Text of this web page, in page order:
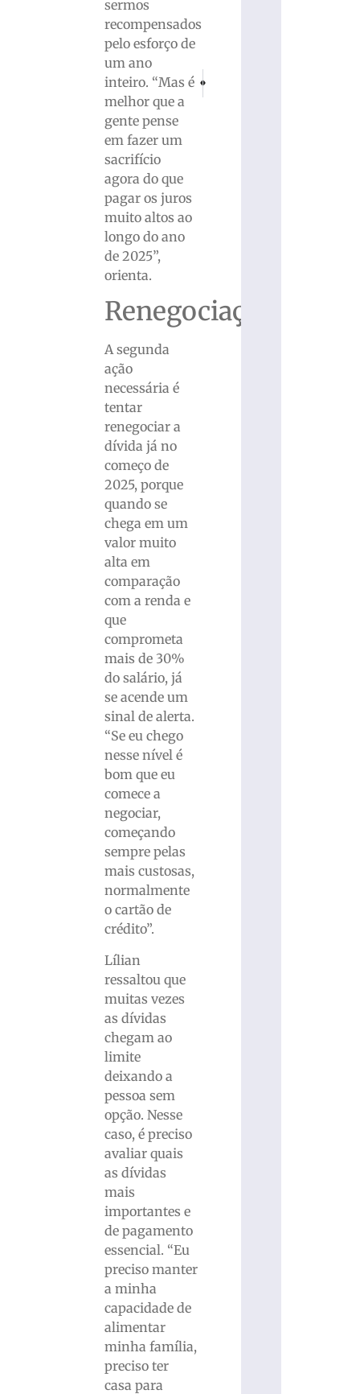
sermos
recompensados
pelo esforço de
um ano
inteiro. “Mas é
melhor que a
gente pense
em fazer um
sacrifício
agora do que
pagar os juros
muito altos ao
longo do ano
de 2025”,
orienta.
Renegociação
A segunda
ação
necessária é
tentar
renegociar a
dívida já no
começo de
2025, porque
quando se
chega em um
valor muito
alta em
comparação
com a renda e
que
comprometa
mais de 30%
do salário, já
se acende um
sinal de alerta.
“Se eu chego
nesse nível é
bom que eu
comece a
negociar,
começando
sempre pelas
mais custosas,
normalmente
o cartão de
crédito”.
Lílian
ressaltou que
muitas vezes
as dívidas
chegam ao
limite
deixando a
pessoa sem
opção. Nesse
caso, é preciso
avaliar quais
as dívidas
mais
importantes e
de pagamento
essencial. “Eu
preciso manter
a minha
capacidade de
alimentar
minha família,
preciso ter
casa para
PRÓXIMO
Retrospectiva 2024: ano na